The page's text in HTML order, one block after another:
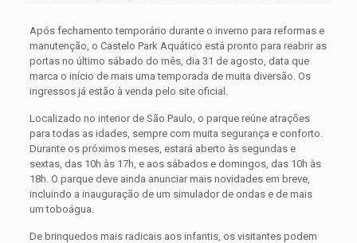
Após fechamento temporário durante o inverno para reformas e
manutenção, o Castelo Park Aquático está pronto para reabrir as
portas no último sábado do mês, dia 31 de agosto, data que
marca o início de mais uma temporada de muita diversão. Os
ingressos já estão à venda pelo site oficial.
Localizado no interior de São Paulo, o parque reúne atrações
para todas as idades, sempre com muita segurança e conforto.
Durante os próximos meses, estará aberto às segundas e
sextas, das 10h às 17h, e aos sábados e domingos, das 10h às
18h. O parque deve ainda anunciar mais novidades em breve,
incluindo a inauguração de um simulador de ondas e de mais
um toboágua.
De brinquedos mais radicais aos infantis, os visitantes podem